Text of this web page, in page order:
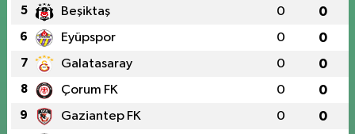
5 Beşiktaş 0 0
6 Eyüpspor 0 0
7 Galatasaray 0 0
8 Çorum FK 0 0
9 Gaziantep FK 0 0